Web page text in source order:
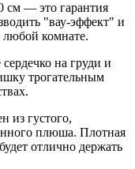
см — это гарантия
"вау-эффект" и
любой комнате.
на груди и
трогательным
из густого,
плюша. Плотная
отлично держать